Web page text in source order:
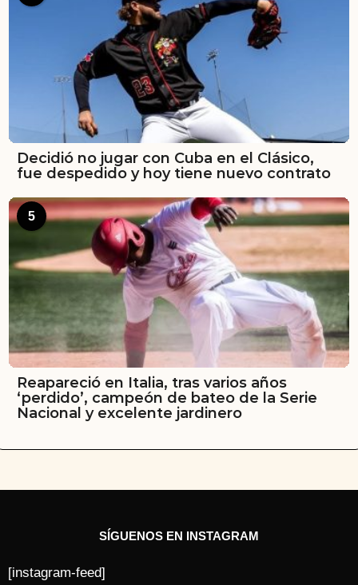
Decidió no jugar con Cuba en el Clásico,
fue despedido y hoy tiene nuevo contrato
5
Reapareció en Italia, tras varios años
‘perdido’, campeón de bateo de la Serie
Nacional y excelente jardinero
SÍGUENOS EN INSTAGRAM
[instagram-feed]